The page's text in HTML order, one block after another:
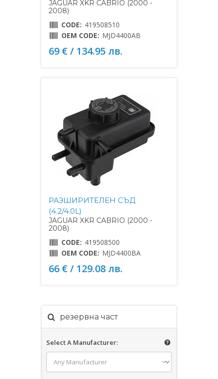
JAGUAR XKR CABRIO (2000 -
2008)
CODE: 419508510
OEM CODE: MJD4400AB
69 € / 134.95 лв.
РАЗШИРИТЕЛЕН СЪД
(4.2/4.0L)
JAGUAR XKR CABRIO (2000 -
2008)
CODE: 419508500
OEM CODE: MJD4400BA
66 € / 129.08 лв.
резервна част
Select A Manufacturer: